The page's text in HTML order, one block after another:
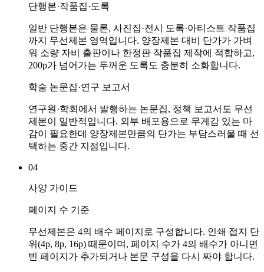
단행본·작품집·도록
일반 단행본은 물론, 사진집·전시 도록·아티스트 작품집
까지 무선제본 영역입니다. 양장제본 대비 단가가 가벼
워 소량 자비 출판이나 한정판 작품집 제작에 적합하고,
200p가 넘어가는 두꺼운 도록도 충분히 소화합니다.
학술 논문집·연구 보고서
연구원·학회에서 발행하는 논문집, 정책 보고서도 무선
제본이 일반적입니다. 외부 배포용으로 무게감 있는 마
감이 필요한데 양장제본만큼의 단가는 부담스러울 때 선
택하는 중간 지점입니다.
04
사양 가이드
페이지 수 기준
무선제본은 4의 배수 페이지로 구성합니다. 인쇄 접지 단
위(4p, 8p, 16p) 때문이며, 페이지 수가 4의 배수가 아니면
빈 페이지가 추가되거나 본문 구성을 다시 짜야 합니다.